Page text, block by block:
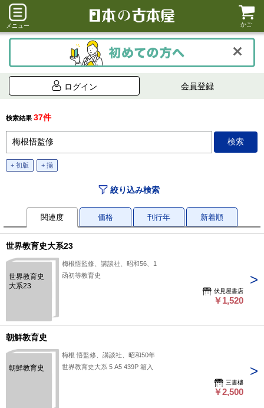
メニュー かご
ログイン 会員登録
検索結果 37件
+ 初版 + 揃
絞り込み検索
関連度 価格 刊行年 新着順
世界教育史大系23
世界教育史
大系23
梅根悟監修、講談社、昭和56、1
函初等教育史
伏見屋書店
￥1,520
朝鮮教育史
朝鮮教育史
梅根 悟監修、講談社、昭和50年
世界教育史大系 5 A5 439P 箱入
三書樓
￥2,500